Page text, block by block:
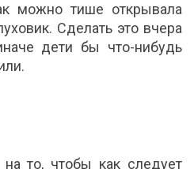
можно тише открывала
Сделать это вчера
дети бы что-нибудь
то, чтобы как следует